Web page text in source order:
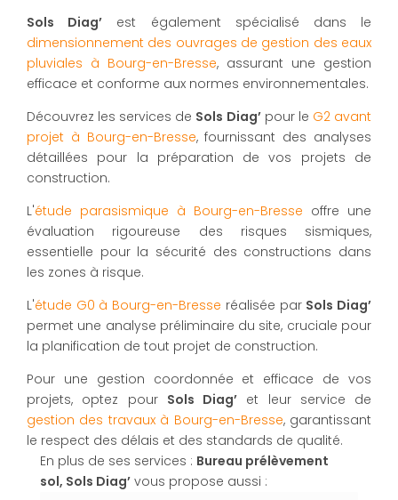
Sols Diag’ est également spécialisé dans le
dimensionnement des ouvrages de gestion des eaux
pluviales à Bourg-en-Bresse, assurant une gestion
efficace et conforme aux normes environnementales.
Découvrez les services de Sols Diag’pour le G2 avant
projet à Bourg-en-Bresse, fournissant des analyses
détaillées pour la préparation de vos projets de
construction.
L'étude parasismique à Bourg-en-Bresse offre une
évaluation rigoureuse des risques sismiques,
essentielle pour la sécurité des constructions dans
les zones à risque.
L'étude G0 à Bourg-en-Bresse réalisée par Sols Diag’
permet une analyse préliminaire du site, cruciale pour
la planification de tout projet de construction.
Pour une gestion coordonnée et efficace de vos
projets, optez pour Sols Diag’ et leur service de
gestion des travaux à Bourg-en-Bresse, garantissant
le respect des délais et des standards de qualité.
En plus de ses services : Bureau prélèvement
sol, Sols Diag’ vous propose aussi :